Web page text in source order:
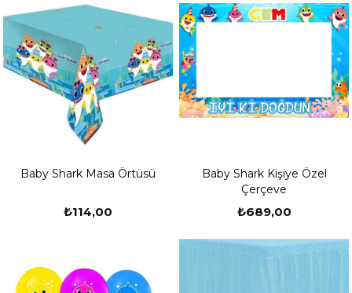
Baby Shark Masa Örtüsü
₺114,00
Baby Shark Kişiye Özel
Çerçeve
₺689,00